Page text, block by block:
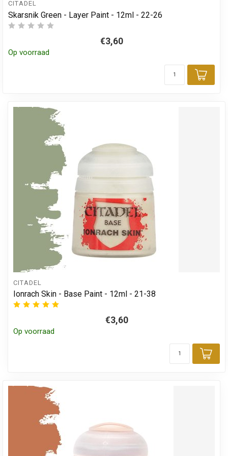
CITADEL
Skarsnik Green - Layer Paint - 12ml - 22-26
€3,60
Op voorraad
CITADEL
Ionrach Skin - Base Paint - 12ml - 21-38
€3,60
Op voorraad